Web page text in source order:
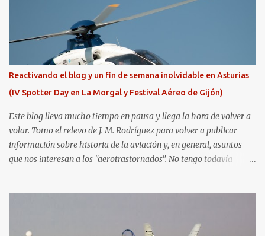
Reactivando el blog y un fin de semana inolvidable en Asturias
(IV Spotter Day en La Morgal y Festival Aéreo de Gijón)
Este blog lleva mucho tiempo en pausa y llega la hora de volver a
volar. Tomo el relevo de J. M. Rodríguez para volver a publicar
información sobre historia de la aviación y, en general, asuntos
que nos interesan a los "aerotrastornados". No tengo todavía
Aerospotters Principado a una genial sesión fotográfica en el